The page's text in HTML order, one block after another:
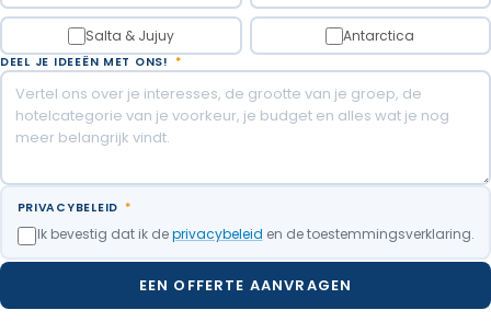
Salta & Jujuy Antarctica
DEEL JE IDEEËN MET ONS! *
PRIVACYBELEID *
Ik bevestig dat ik deprivacybeleid en de toestemmingsverklaring.
EEN OFFERTE AANVRAGEN